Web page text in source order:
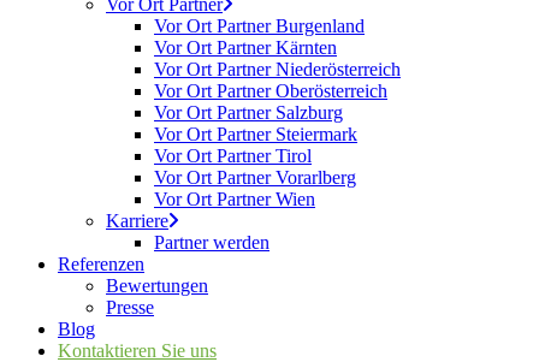
Vor Ort Partner
Vor Ort Partner Burgenland
Vor Ort Partner Kärnten
Vor Ort Partner Niederösterreich
Vor Ort Partner Oberösterreich
Vor Ort Partner Salzburg
Vor Ort Partner Steiermark
Vor Ort Partner Tirol
Vor Ort Partner Vorarlberg
Vor Ort Partner Wien
Karriere
Partner werden
Referenzen
Bewertungen
Presse
Blog
Kontaktieren Sie uns